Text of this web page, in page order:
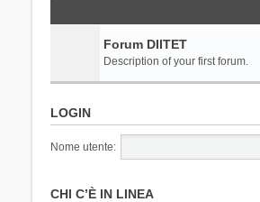
Forum DIITET
Description of your first forum.
LOGIN
Nome utente:
CHI C’È IN LINEA